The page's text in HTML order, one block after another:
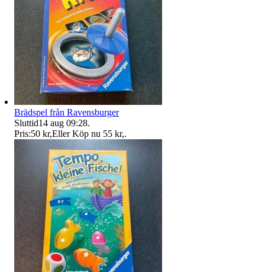
Brädspel från Ravensburger
Sluttid14 aug 09:28.
Pris:50 kr,Eller Köp nu 55 kr,.